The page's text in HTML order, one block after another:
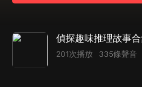
201次播放 335條聲音